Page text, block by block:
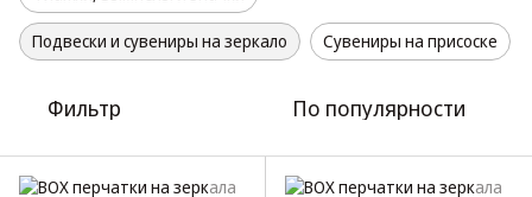
Подвески и сувениры на зеркало Сувениры на присоске
Фильтр По популярности